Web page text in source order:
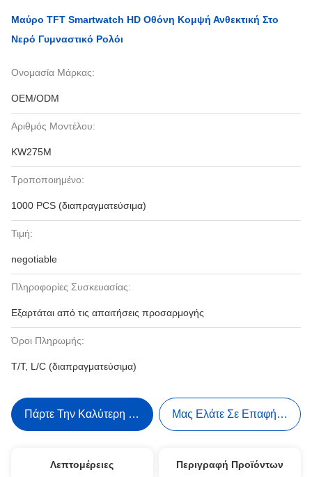
Μαύρο TFT Smartwatch HD Οθόνη Κομψή Ανθεκτική Στο
Νερό Γυμναστικό Ρολόι
Ονομασία Μάρκας:
OEM/ODM
Αριθμός Μοντέλου:
KW275M
Τροποποιημένο:
1000 PCS (διαπραγματεύσιμα)
Τιμή:
negotiable
Πληροφορίες Συσκευασίας:
Εξαρτάται από τις απαιτήσεις προσαρμογής
Όροι Πληρωμής:
Τ/Τ, L/C (διαπραγματεύσιμα)
Πάρτε Την Καλύτερη Τιμή Μας Ελάτε Σε Επαφή Με
Λεπτομέρειες Περιγραφή Προϊόντων